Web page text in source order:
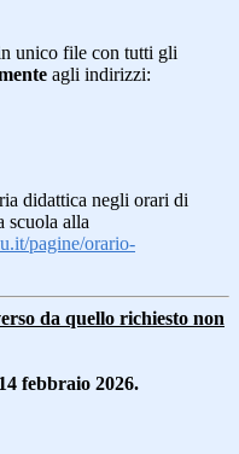
unico file con tutti gli
agli indirizzi:
didattica negli orari di
scuola alla
pagine/orario-
da quello richiesto non
febbraio 2026.